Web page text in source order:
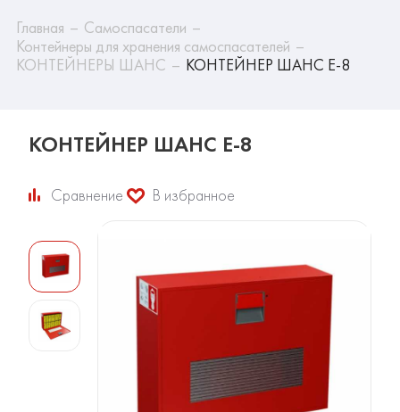
Главная
Самоспасатели
Контейнеры для хранения самоспасателей
КОНТЕЙНЕРЫ ШАНС
КОНТЕЙНЕР ШАНС Е-8
КОНТЕЙНЕР ШАНС Е-8
Сравнение В избранное